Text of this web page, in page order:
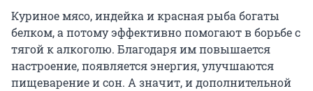
Куриное мясо, индейка и красная рыба богаты
белком, а потому эффективно помогают в борьбе с
тягой к алкоголю. Благодаря им повышается
настроение, появляется энергия, улучшаются
пищеварение и сон. А значит, и дополнительной